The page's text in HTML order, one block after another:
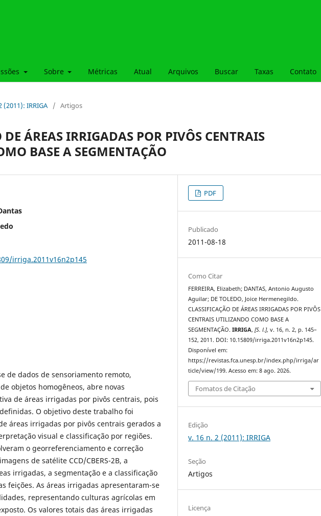
Sobre Métricas Atual Arquivos Buscar Taxas Contato
(2011): IRRIGA / Artigos
DE ÁREAS IRRIGADAS POR PIVÔS CENTRAIS
BASE A SEGMENTAÇÃO
irriga.2011v16n2p145
de dados de sensoriamento remoto,
objetos homogêneos, abre novas
de áreas irrigadas por pivôs centrais, pois
O objetivo deste trabalho foi
áreas irrigadas por pivôs centrais gerados a
visual e classificação por regiões.
o georreferenciamento e correção
de satélite CCD/CBERS-2B, a
irrigadas, a segmentação e a classificação
feições. As áreas irrigadas apresentaram-se
representando culturas agrícolas em
Os valores totais das áreas irrigadas
PDF
Publicado
2011-08-18
Como Citar
FERREIRA, Elizabeth; DANTAS, Antonio Augusto
Aguilar; DE TOLEDO, Joice Hermenegildo.
CLASSIFICAÇÃO DE ÁREAS IRRIGADAS POR PIVÔS
CENTRAIS UTILIZANDO COMO BASE A
SEGMENTAÇÃO.IRRIGA,[S. l.], v. 16, n. 2, p. 145–
152, 2011. DOI: 10.15809/irriga.2011v16n2p145.
Disponível em:
https://revistas.fca.unesp.br/index.php/irriga/ar
ticle/view/199. Acesso em: 8 ago. 2026.
Fomatos de Citação
Edição
v. 16 n. 2 (2011): IRRIGA
Seção
Artigos
Licença